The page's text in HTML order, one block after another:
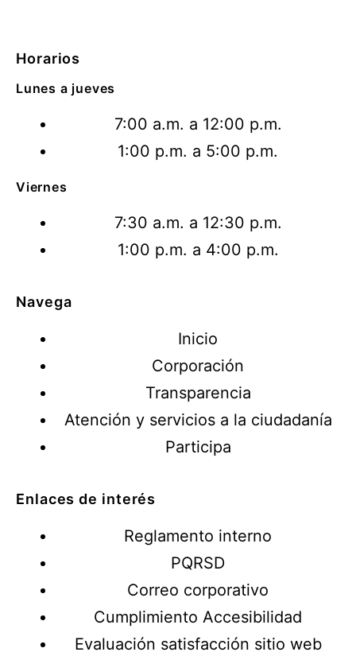
Horarios
Lunes a jueves
7:00 a.m. a 12:00 p.m.
1:00 p.m. a 5:00 p.m.
Viernes
7:30 a.m. a 12:30 p.m.
1:00 p.m. a 4:00 p.m.
Navega
Inicio
Corporación
Transparencia
Atención y servicios a la ciudadanía
Participa
Enlaces de interés
Reglamento interno
PQRSD
Correo corporativo
Cumplimiento Accesibilidad
Evaluación satisfacción sitio web